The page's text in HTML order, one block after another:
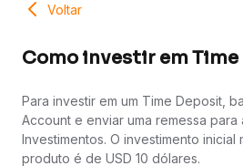
Voltar
Como investir em
Para investir em um Time Deposit,
Account e enviar uma remessa para
Investimentos. O investimento inicial
produto é de USD 10 dólares.